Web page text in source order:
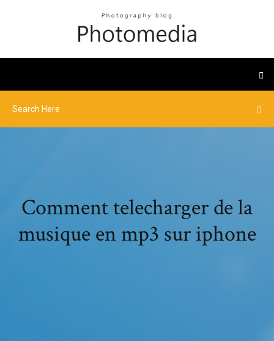
Comment telecharger de la
musique en mp3 sur iphone